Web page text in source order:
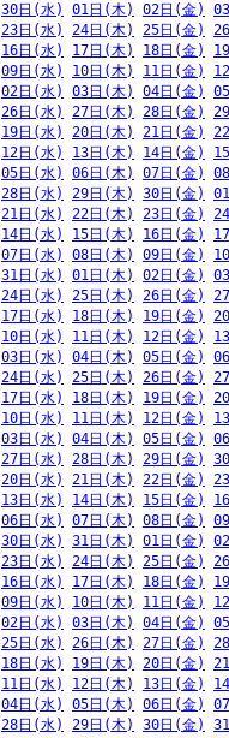
30日(水) 01日(木) 02日(金)
23日(水) 24日(木) 25日(金)
16日(水) 17日(木) 18日(金)
09日(水) 10日(木) 11日(金)
02日(水) 03日(木) 04日(金)
26日(水) 27日(木) 28日(金)
19日(水) 20日(木) 21日(金)
12日(水) 13日(木) 14日(金)
05日(水) 06日(木) 07日(金)
28日(水) 29日(木) 30日(金)
21日(水) 22日(木) 23日(金)
14日(水) 15日(木) 16日(金)
07日(水) 08日(木) 09日(金)
31日(水) 01日(木) 02日(金)
24日(水) 25日(木) 26日(金)
17日(水) 18日(木) 19日(金)
10日(水) 11日(木) 12日(金)
03日(水) 04日(木) 05日(金)
24日(水) 25日(木) 26日(金)
17日(水) 18日(木) 19日(金)
10日(水) 11日(木) 12日(金)
03日(水) 04日(木) 05日(金)
27日(水) 28日(木) 29日(金)
20日(水) 21日(木) 22日(金)
13日(水) 14日(木) 15日(金)
06日(水) 07日(木) 08日(金)
30日(水) 31日(木) 01日(金)
23日(水) 24日(木) 25日(金)
16日(水) 17日(木) 18日(金)
09日(水) 10日(木) 11日(金)
02日(水) 03日(木) 04日(金)
25日(水) 26日(木) 27日(金)
18日(水) 19日(木) 20日(金)
11日(水) 12日(木) 13日(金)
04日(水) 05日(木) 06日(金)
28日(水) 29日(木) 30日(金)